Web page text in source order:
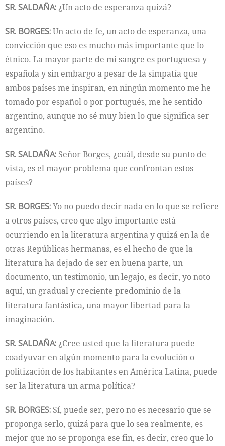
SR. SALDAÑA: ¿Un acto de esperanza quizá?
SR. BORGES:Un acto de fe, un acto de esperanza, una
convicción que eso es mucho más importante que lo
étnico. La mayor parte de mi sangre es portuguesa y
española y sin embargo a pesar de la simpatía que
ambos países me inspiran, en ningún momento me he
tomado por español o por portugués, me he sentido
argentino, aunque no sé muy bien lo que significa ser
argentino.
SR. SALDAÑA: Señor Borges, ¿cuál, desde su punto de
vista, es el mayor problema que confrontan estos
países?
SR. BORGES:Yo no puedo decir nada en lo que se refiere
a otros países, creo que algo importante está
ocurriendo en la literatura argentina y quizá en la de
otras Repúblicas hermanas, es el hecho de que la
literatura ha dejado de ser en buena parte, un
documento, un testimonio, un legajo, es decir, yo noto
aquí, un gradual y creciente predominio de la
literatura fantástica, una mayor libertad para la
imaginación.
SR. SALDAÑA: ¿Cree usted que la literatura puede
coadyuvar en algún momento para la evolución o
politización de los habitantes en América Latina, puede
ser la literatura un arma política?
SR. BORGES: Sí, puede ser, pero no es necesario que se
proponga serlo, quizá para que lo sea realmente, es
mejor que no se proponga ese fin, es decir, creo que lo